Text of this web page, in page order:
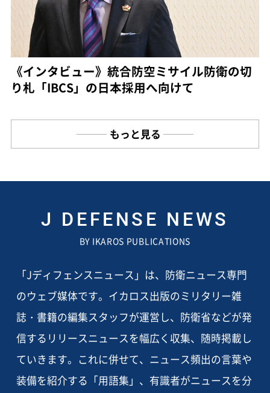
《インタビュー》統合防空ミサイル防衛の切
り札「IBCS」の日本採用へ向けて
もっと見る
J DEFENSE NEWS
BY IKAROS PUBLICATIONS
「Jディフェンスニュース」は、防衛ニュース専門
のウェブ媒体です。イカロス出版のミリタリー雑
誌・書籍の編集スタッフが運営し、防衛省などが発
信するリリースニュースを幅広く収集、随時掲載し
ていきます。これに併せて、ニュース頻出の言葉や
装備を紹介する「用語集」、有識者がニュースを分